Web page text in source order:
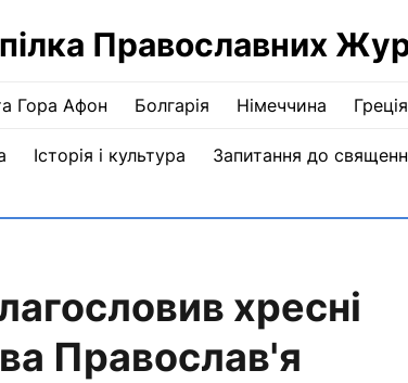
Православних
Гора Афон Болгарія Німеччина Греція
Історія і культура Запитання до
хресні
Православ'я